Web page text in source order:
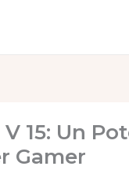
15: Un
Gamer